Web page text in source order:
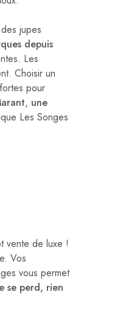
jupes
depuis
Les
Choisir un
pour
, une
Les Songes
vente de luxe !
Vos
vous permet
se perd, rien